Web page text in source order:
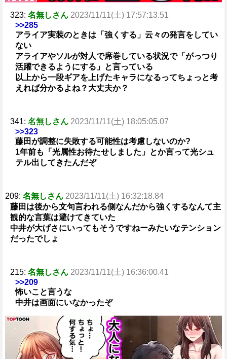
323: 名無しさん 2023/11/11(土) 17:57:13.51
>>285
アライア実装のときは「強くする」云々の発言をしてい
ない
アライアやソルが対人で席巻している状況で「がっつり
活躍できるようにする」と言っている
以上から一段ギアを上げたキャラになるってちょっと考
えれば分かるよね？大丈夫か？
341: 名無しさん 2023/11/11(土) 18:05:05.07
>>323
藤田が調整に失敗する可能性は考慮しないのか?
1年前も「光属性お待たせしました」とか言って光シュ
テル出してきたんだぞ
209: 名無しさん 2023/11/11(土) 16:32:18.84
藤田は後から文句言われる側なんだから強くするなんて主
観的な言葉は避けてきていた
中井が大げさにいってもそうですねーみたいなテンション
だったでしょ
215: 名無しさん 2023/11/11(土) 16:36:00.41
>>209
怖いこと言うな
中井は画面にいなかったぞ